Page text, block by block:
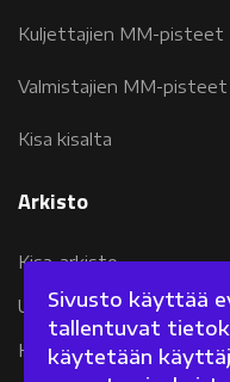
Kuljettajien MM-pisteet
Valmistajien MM-pisteet
Kisa kisalta
Arkisto
Kisa-arkisto
Uutisarkisto 2007-2011
Kolumniarkisto 2007-
Sivusto käyttää
tallentuvat
käytetään